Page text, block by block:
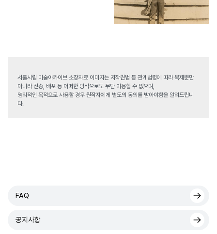
서울시립 미술아카이브 소장자료 이미지는 저작권법 등 관계법령에 따라 복제뿐만
아니라 전송, 배포 등 어떠한 방식으로도 무단 이용할 수 없으며,
영리적인 목적으로 사용할 경우 원작자에게 별도의 동의를 받아야함을 알려드립니
다.
FAQ
공지사항